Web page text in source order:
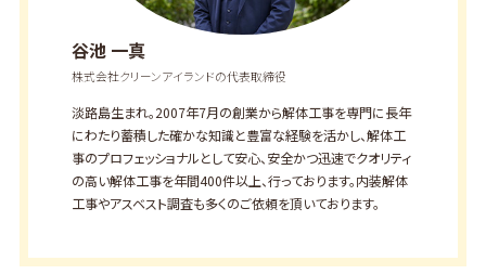
谷池 一真
株式会社クリーンアイランドの代表取締役
淡路島生まれ。2007年7月の創業から解体工事を専門に長年
にわたり蓄積した確かな知識と豊富な経験を活かし、解体工
事のプロフェッショナルとして安心、安全かつ迅速でクオリティ
の高い解体工事を年間400件以上、行っております。内装解体
工事やアスベスト調査も多くのご依頼を頂いております。